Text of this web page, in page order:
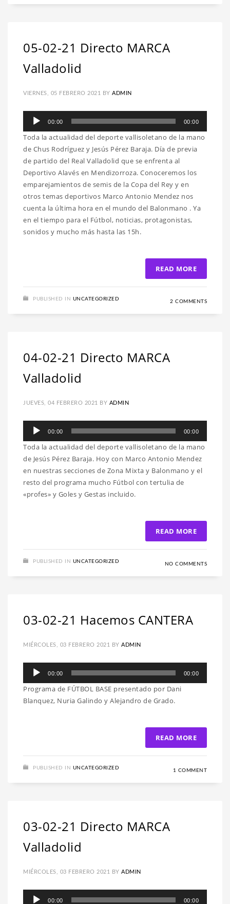
05-02-21 Directo MARCA
Valladolid
VIERNES, 05 FEBRERO 2021 BY ADMIN
Reproductor
audio
00:00 00:00
Toda la actualidad del deporte vallisoletano de la mano
de Chus Rodríguez y Jesús Pérez Baraja. Día de previa
de partido del Real Valladolid que se enfrenta al
Deportivo Alavés en Mendizorroza. Conoceremos los
emparejamientos de semis de la Copa del Rey y en
otros temas deportivos Marco Antonio Mendez nos
cuenta la última hora en el mundo del Balonmano . Ya
en el tiempo para el Fútbol, noticias, protagonistas,
sonidos y mucho más hasta las 15h.
READ MORE
PUBLISHED IN UNCATEGORIZED 2 COMMENTS
04-02-21 Directo MARCA
Valladolid
JUEVES, 04 FEBRERO 2021 BY ADMIN
Reproductor
audio
00:00 00:00
Toda la actualidad del deporte vallisoletano de la mano
de Jesús Pérez Baraja. Hoy con Marco Antonio Mendez
en nuestras secciones de Zona Mixta y Balonmano y el
resto del programa mucho Fútbol con tertulia de
«profes» y Goles y Gestas incluido.
READ MORE
PUBLISHED IN UNCATEGORIZED NO COMMENTS
03-02-21 Hacemos CANTERA
MIÉRCOLES, 03 FEBRERO 2021 BY ADMIN
Reproductor
audio
00:00 00:00
Programa de FÚTBOL BASE presentado por Dani
Blanquez, Nuria Galindo y Alejandro de Grado.
READ MORE
PUBLISHED IN UNCATEGORIZED 1 COMMENT
03-02-21 Directo MARCA
Valladolid
MIÉRCOLES, 03 FEBRERO 2021 BY ADMIN
Reproductor
00:00 00:00